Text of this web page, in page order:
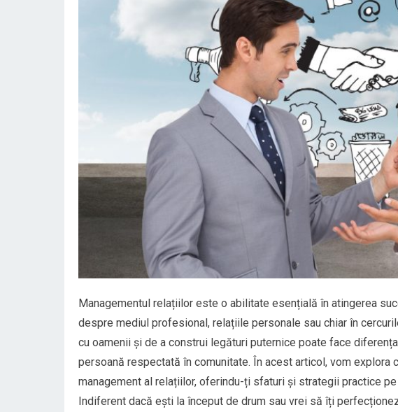
Managementul relațiilor este o abilitate esențială în atingerea
despre mediul profesional, relațiile personale sau chiar în
cu oamenii și de a construi legături puternice poate face
persoană respectată în comunitate. În acest articol, vom
management al relațiilor, oferindu-ți sfaturi și strategii practice
Indiferent dacă ești la început de drum sau vrei să îți